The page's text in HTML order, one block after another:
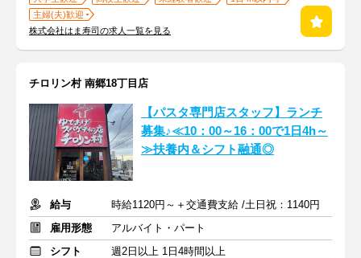
主婦(夫)歓迎
株式会社はま寿司の求人一覧を見る
チロリン村 南郷18丁目店
【パスタ専門店スタッフ】ランチ
募集♪≪10：00～16：00で1日4h～
≫扶養内＆シフト融通◎
給与
時給1120円～＋交通費支給 /土日祝：1140円
雇用形態
アルバイト・パート
シフト
週2日以上 1日4時間以上